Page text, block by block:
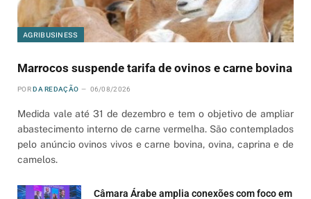
AGRIBUSINESS
Marrocos suspende tarifa de ovinos e carne bovina
POR DA REDAÇÃO 06/08/2026
Medida vale até 31 de dezembro e tem o objetivo de ampliar
abastecimento interno de carne vermelha. São contemplados
pelo anúncio ovinos vivos e carne bovina, ovina, caprina e de
camelos.
Câmara Árabe amplia conexões com foco em